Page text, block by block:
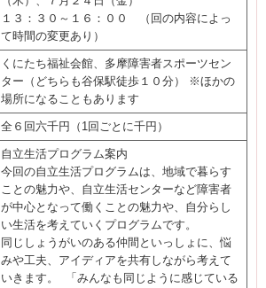
１３：３０～１６：００ （回の内容によっ
て時間の変更あり）
くにたち福祉会館、多摩障害者スポーツセン
ター（どちらも谷保駅徒歩１０分） ※ほかの
場所になることもあります
全６回六千円（1回ごとに千円）
自立生活プログラム案内
今回の自立生活プログラムは、地域で暮らす
ことの魅力や、自立生活センターなど障害者
が中心となって働くことの魅力や、自分らし
い生活を考えていくプログラムです。
同じしょうがいのある仲間といっしょに、悩
みや工夫、アイディアを共有しながら考えて
いきます。 「みんなも同じように感じている